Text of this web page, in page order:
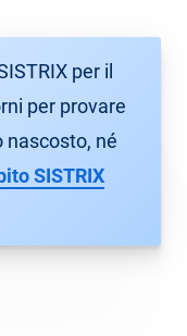
per il
per provare
nascosto, né
SISTRIX